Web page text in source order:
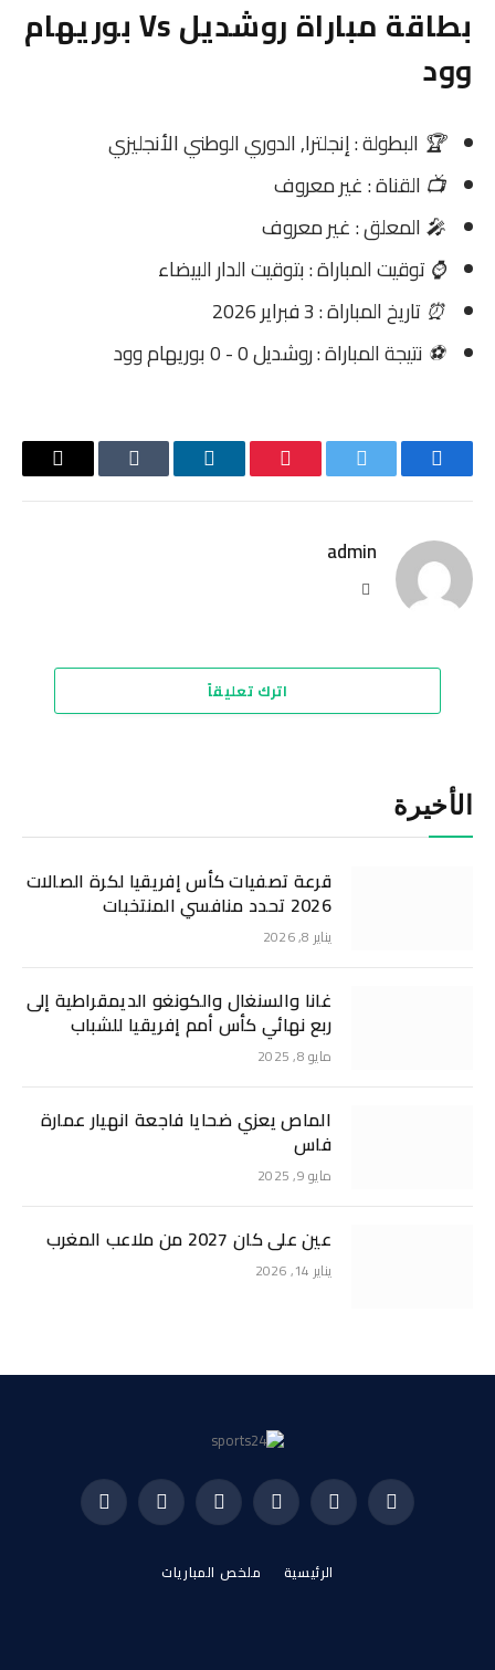
بطاقة مباراة روشديل Vs بوريهام
وود
🏆 البطولة : إنجلترا, الدوري الوطني الأنجليزي
📺 القناة : غير معروف
🎤المعلق : غير معروف
⌚توقيت المباراة : بتوقيت الدار البيضاء
⏰ تاريخ المباراة : 3 فبراير 2026
⚽ نتيجة المباراة : روشديل 0 - 0 بوريهام وود
فيسبوك تويتر بينتيريستلينكدإن Tumblr
البريد
admin
اترك تعليقاً
الأخيرة
قرعة تصفيات كأس إفريقيا لكرة الصالات
2026 تحدد منافسي المنتخبات
يناير 8, 2026
غانا والسنغال والكونغو الديمقراطية إلى
ربع نهائي كأس أمم إفريقيا للشباب
مايو 8, 2025
الماص يعزي ضحايا فاجعة انهيار عمارة
فاس
مايو 9, 2025
عين على كان 2027 من ملاعب المغرب
يناير 14, 2026
فيسبوك X
(Twitter)
الانستغرامبينتيريستفيميو يوتيوب
الرئيسية ملخص المباريات